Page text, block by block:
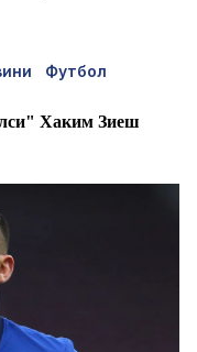
Футбол
Хаким Зиеш